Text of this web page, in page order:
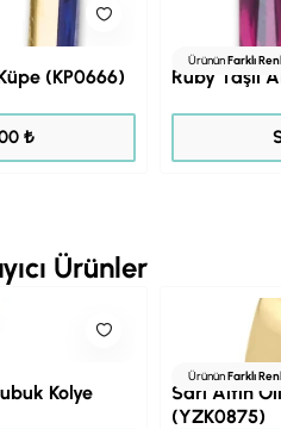
(KP0666)
₺
ÜrününFarklı
Ruby Taşlı
Ürünler
Kolye
ÜrününFarklı
Sarı Altın
(YZK0875)